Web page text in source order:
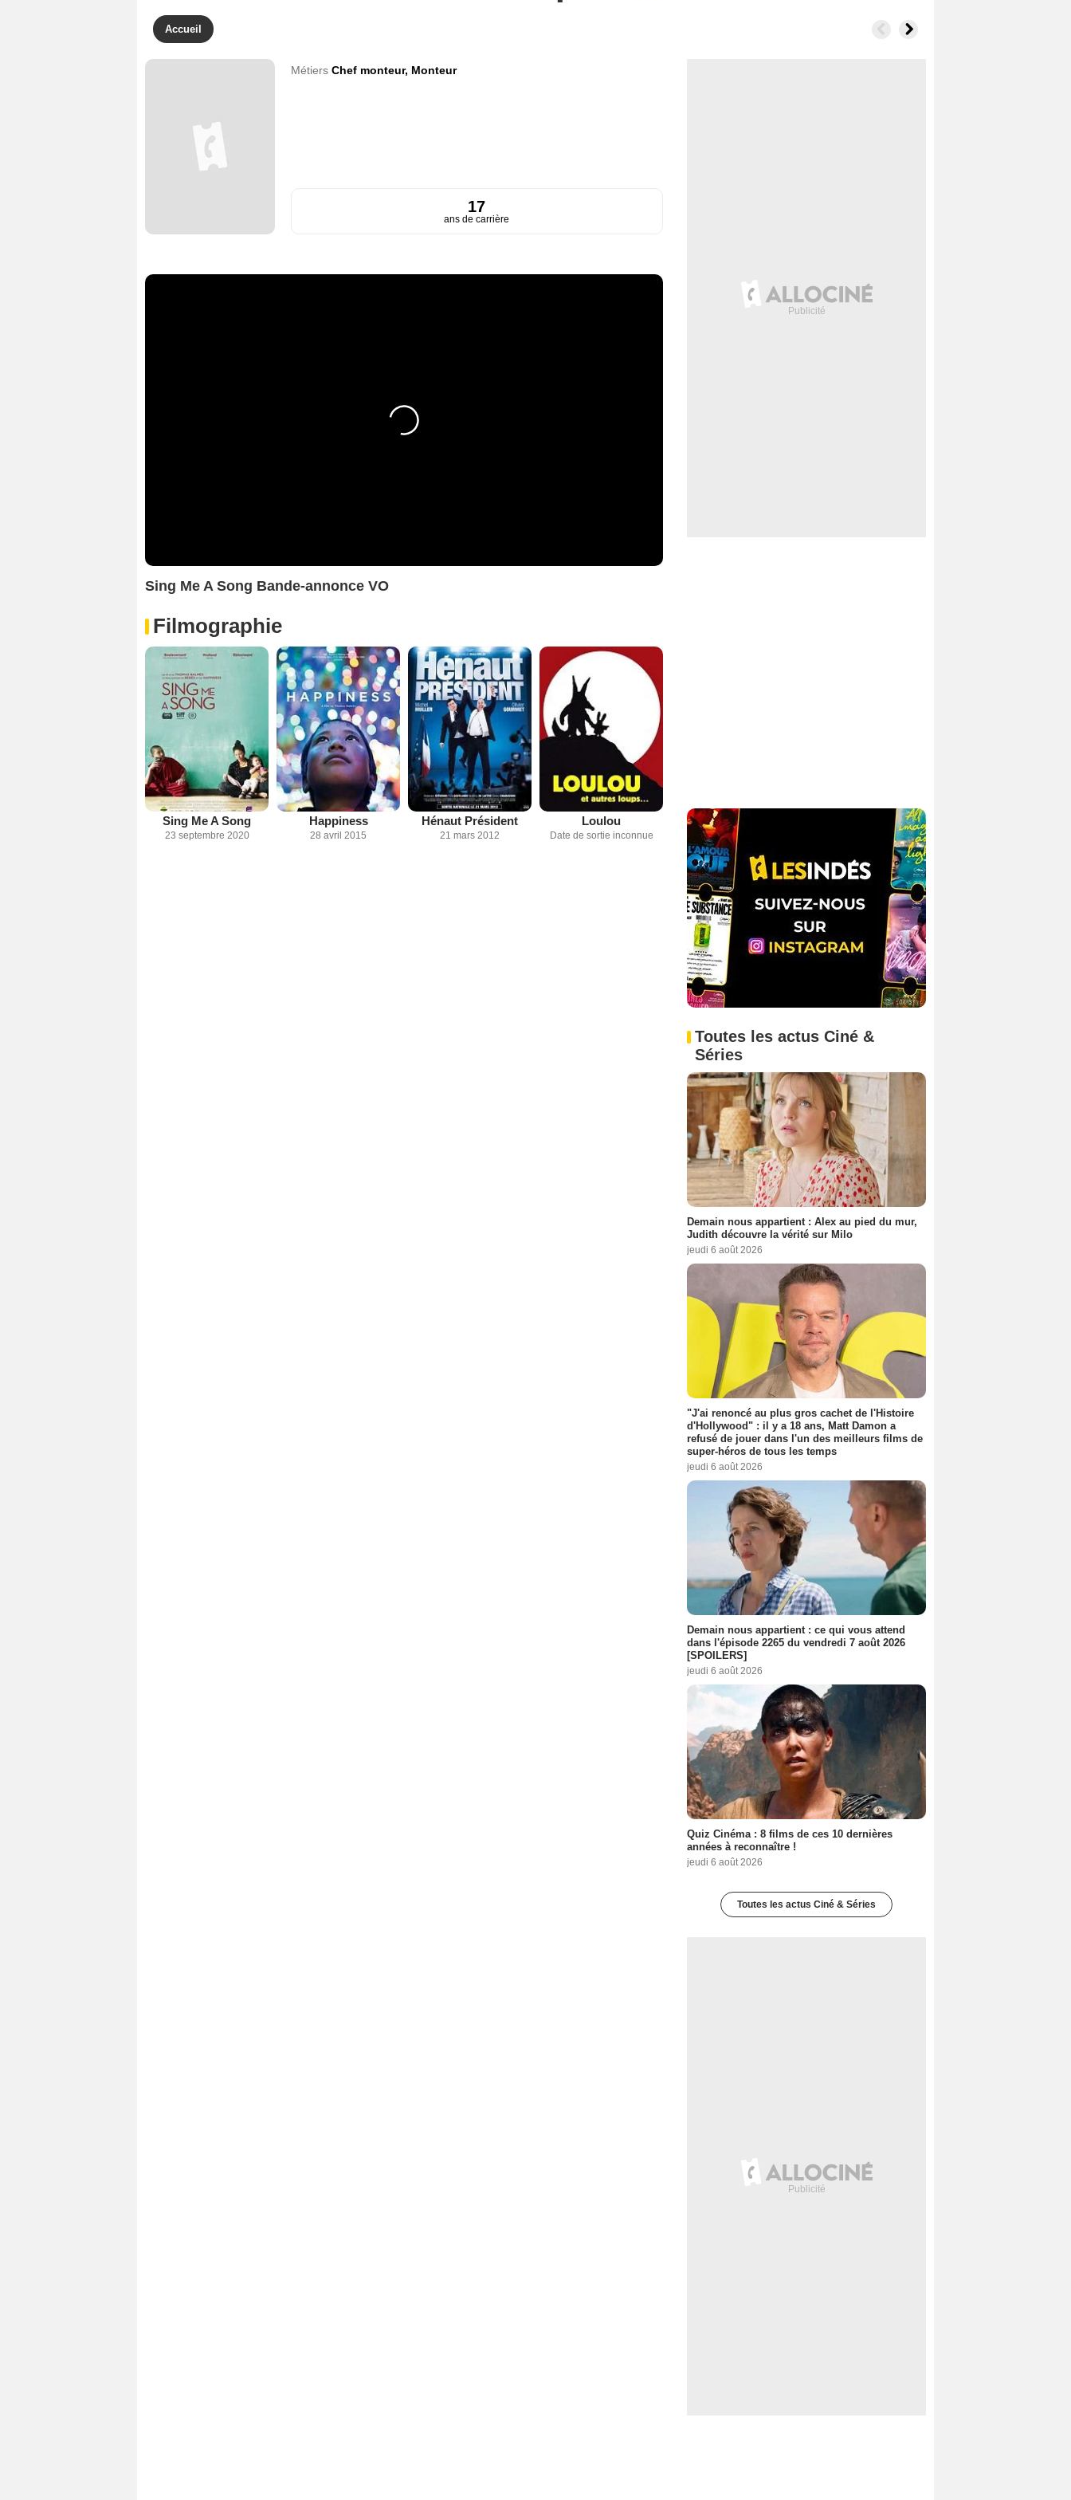
Accueil
Métiers Chef monteur, Monteur
17
ans de carrière
Sing Me A Song Bande-annonce VO
Filmographie
Sing Me A Song
23 septembre 2020
Happiness
28 avril 2015
Hénaut Président
21 mars 2012
Loulou
Date de sortie inconnue
Toutes les actus Ciné &
Séries
Demain nous appartient : Alex au pied du mur,
Judith découvre la vérité sur Milo
jeudi 6 août 2026
"J'ai renoncé au plus gros cachet de l'Histoire
d'Hollywood" : il y a 18 ans, Matt Damon a
refusé de jouer dans l'un des meilleurs films de
super-héros de tous les temps
jeudi 6 août 2026
Demain nous appartient : ce qui vous attend
dans l'épisode 2265 du vendredi 7 août 2026
[SPOILERS]
jeudi 6 août 2026
Quiz Cinéma : 8 films de ces 10 dernières
années à reconnaître !
jeudi 6 août 2026
Toutes les actus Ciné & Séries